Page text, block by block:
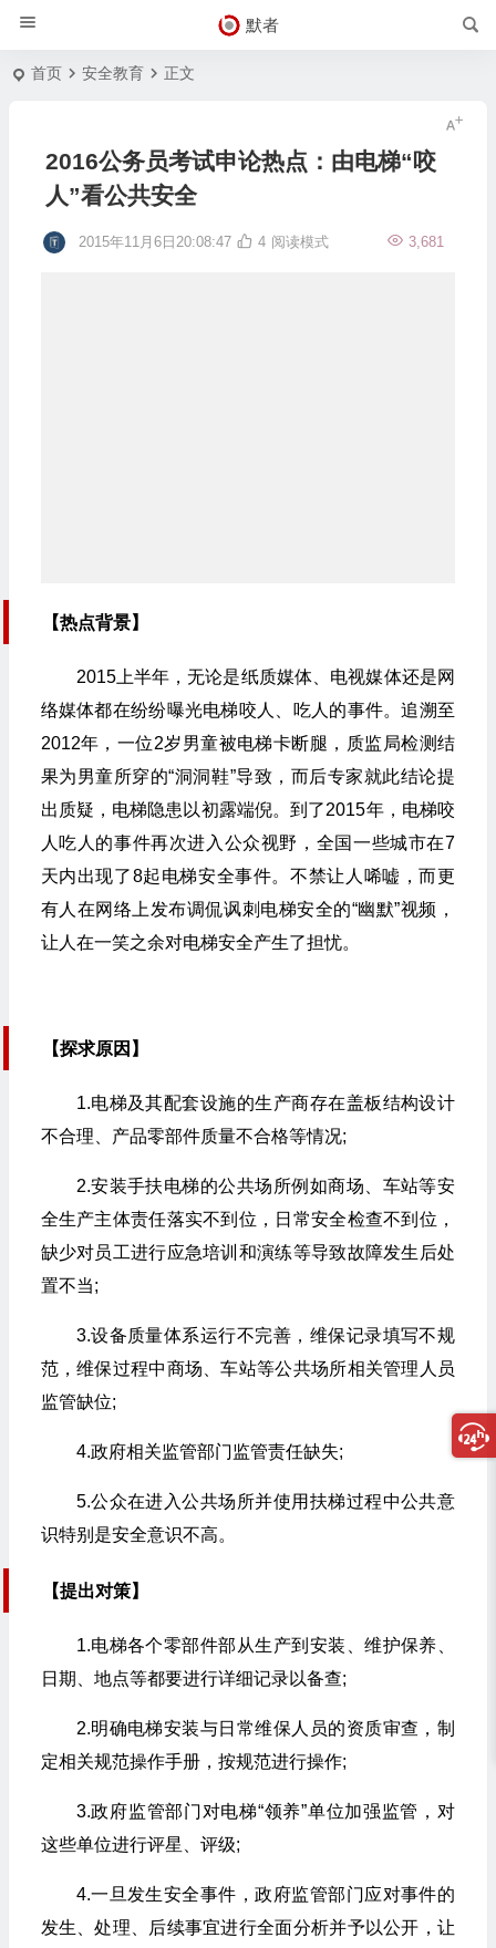
默者
首页 安全教育 正文
2016公务员考试申论热点：由电梯“咬
人”看公共安全
2015年11月6日20:08:47 3,681
4 阅读模式
【热点背景】
2015上半年，无论是纸质媒体、电视媒体还是网
络媒体都在纷纷曝光电梯咬人、吃人的事件。追溯至
2012年，一位2岁男童被电梯卡断腿，质监局检测结
果为男童所穿的“洞洞鞋”导致，而后专家就此结论提
出质疑，电梯隐患以初露端倪。到了2015年，电梯咬
人吃人的事件再次进入公众视野，全国一些城市在7
天内出现了8起电梯安全事件。不禁让人唏嘘，而更
有人在网络上发布调侃讽刺电梯安全的“幽默”视频，
让人在一笑之余对电梯安全产生了担忧。
【探求原因】
1.电梯及其配套设施的生产商存在盖板结构设计
不合理、产品零部件质量不合格等情况;
2.安装手扶电梯的公共场所例如商场、车站等安
全生产主体责任落实不到位，日常安全检查不到位，
缺少对员工进行应急培训和演练等导致故障发生后处
置不当;
3.设备质量体系运行不完善，维保记录填写不规
范，维保过程中商场、车站等公共场所相关管理人员
监管缺位;
4.政府相关监管部门监管责任缺失;
5.公众在进入公共场所并使用扶梯过程中公共意
识特别是安全意识不高。
【提出对策】
1.电梯各个零部件部从生产到安装、维护保养、
日期、地点等都要进行详细记录以备查;
2.明确电梯安装与日常维保人员的资质审查，制
定相关规范操作手册，按规范进行操作;
3.政府监管部门对电梯“领养”单位加强监管，对
这些单位进行评星、评级;
4.一旦发生安全事件，政府监管部门应对事件的
发生、处理、后续事宜进行全面分析并予以公开，让